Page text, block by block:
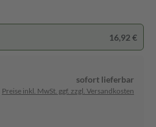
16,92 €
sofort lieferbar
Preise inkl. MwSt. ggf. zzgl. Versandkosten